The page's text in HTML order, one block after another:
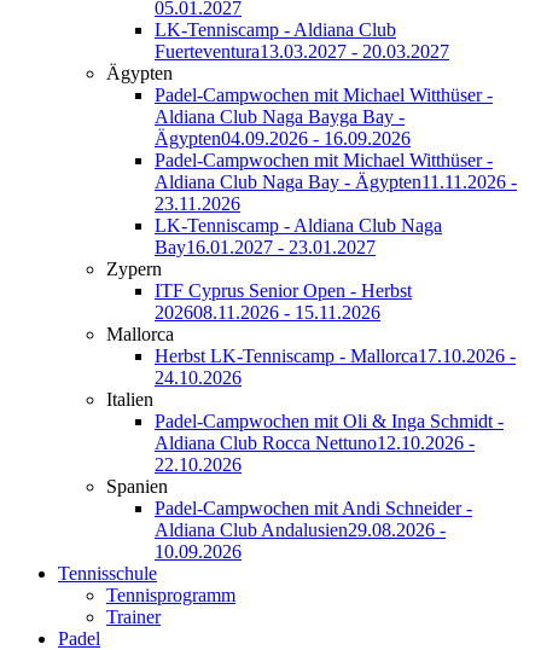
05.01.2027
LK-Tenniscamp - Aldiana Club
Fuerteventura13.03.2027 - 20.03.2027
Ägypten
Padel-Campwochen mit Michael Witthüser -
Aldiana Club Naga Bayga Bay -
Ägypten04.09.2026 - 16.09.2026
Padel-Campwochen mit Michael Witthüser -
Aldiana Club Naga Bay - Ägypten11.11.2026 -
23.11.2026
LK-Tenniscamp - Aldiana Club Naga
Bay16.01.2027 - 23.01.2027
Zypern
ITF Cyprus Senior Open - Herbst
202608.11.2026 - 15.11.2026
Mallorca
Herbst LK-Tenniscamp - Mallorca17.10.2026 -
24.10.2026
Italien
Padel-Campwochen mit Oli & Inga Schmidt -
Aldiana Club Rocca Nettuno12.10.2026 -
22.10.2026
Spanien
Padel-Campwochen mit Andi Schneider -
Aldiana Club Andalusien29.08.2026 -
10.09.2026
Tennisschule
Tennisprogramm
Trainer
Padel